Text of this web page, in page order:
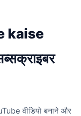
kaise
वीडियो बनाने और